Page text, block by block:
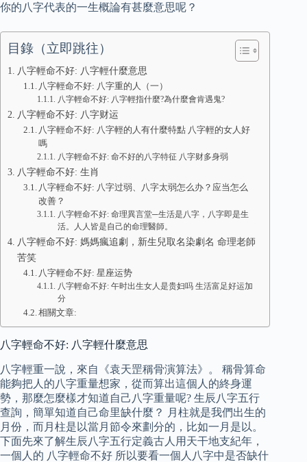
你的八字代表的一生概論有甚麼意思呢？
目錄（立即跳往）
八字輕命不好: 八字輕什麼意思
八字輕命不好: 八字重的人（一）
八字輕命不好: 八字輕指什麼?為什麼會肯遇鬼?
八字輕命不好: 八字财运
八字輕命不好: 八字輕的人有什麼特點 八字輕的女人好
嗎
八字輕命不好: 命不好的八字特征 八字财多身弱
八字輕命不好: 生肖
八字輕命不好: 八字过弱、八字太弱怎么办？应当怎么
改善？
八字輕命不好: 命理異言堂─生活是八字，八字即是生
活。人人皆是自己的命理醫師。
八字輕命不好: 媽媽瘋追劇，新生兒取名染劇名 命理老師
苦笑
八字輕命不好: 星座运势
八字輕命不好: 午时出生女人是贵妇吗 生活富足好运加
分
相關文章:
八字輕命不好: 八字輕什麼意思
八字輕重一說，來自《袁天罡稱骨演算法》。 稱骨算命
能夠把人的八字重量想家，從而算出這個人的終身運
勢，那麼怎麼樣才知道自己八字重量呢? 生辰八字五行
查詢，簡單知道自己命里缺什麼？ 月柱就是我們出生的
月份，而月柱是以當月節令來劃分的，比如一月是以。
下面先來了解生辰八字五行定義古人用天干地支紀年，
一個人的 八字輕命不好 所以要看一個人八字中是否缺什